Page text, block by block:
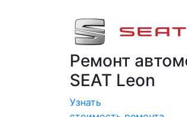
Ремонт
SEAT Leon
Узнать